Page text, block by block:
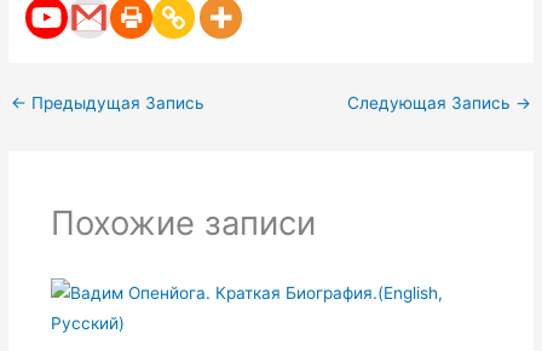
← Предыдущая Запись Следующая Запись →
Похожие записи